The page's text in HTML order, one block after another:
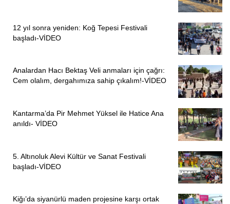
12 yıl sonra yeniden: Koğ Tepesi Festivali
başladı-VİDEO
Analardan Hacı Bektaş Veli anmaları için çağrı:
Cem olalım, dergahımıza sahip çıkalım!-VİDEO
Kantarma’da Pir Mehmet Yüksel ile Hatice Ana
anıldı- VİDEO
5. Altınoluk Alevi Kültür ve Sanat Festivali
başladı-VİDEO
Kiğı’da siyanürlü maden projesine karşı ortak